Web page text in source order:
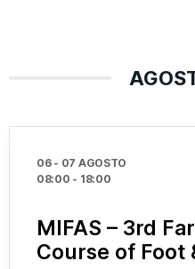
06 - 07 AGOSTO
08:00 - 18:00
MIFAS – 3rd
Course of Foot